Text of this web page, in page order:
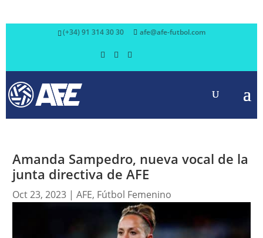
(+34) 91 314 30 30 afe@afe-futbol.com
Amanda Sampedro, nueva vocal de la
junta directiva de AFE
Oct 23, 2023| AFE, Fútbol Femenino